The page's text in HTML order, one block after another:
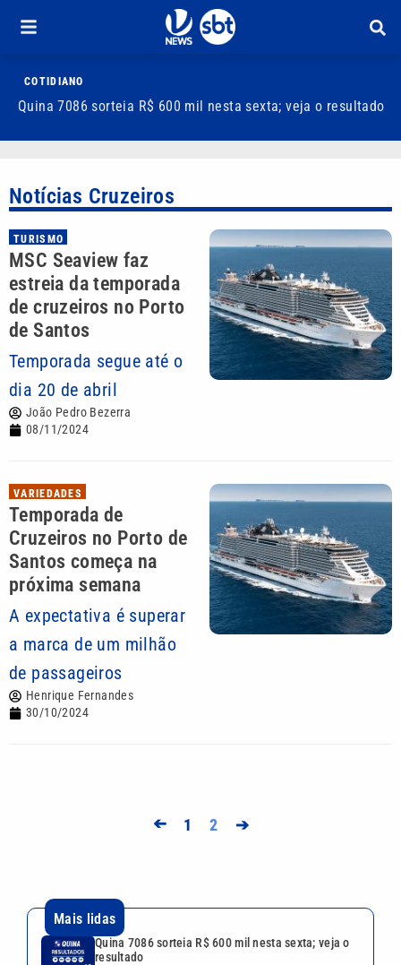
COTIDIANO
Quina 7086 sorteia R$ 600 mil nesta sexta; veja o resultado
Notícias Cruzeiros
TURISMO
MSC Seaview faz
estreia da temporada
de cruzeiros no Porto
de Santos
Temporada segue até o
dia 20 de abril
João Pedro Bezerra
08/11/2024
VARIEDADES
Temporada de
Cruzeiros no Porto de
Santos começa na
próxima semana
A expectativa é superar
a marca de um milhão
de passageiros
Henrique Fernandes
30/10/2024
➔ 1 2 ➔
Mais lidas
Quina 7086 sorteia R$ 600 mil nesta sexta; veja o
resultado